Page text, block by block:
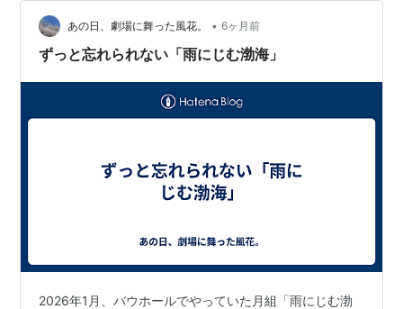
あの日、劇場に舞った風花。 • 6ヶ月前
ずっと忘れられない「雨にじむ渤海」
2026年1月、バウホールでやっていた月組「雨にじむ渤